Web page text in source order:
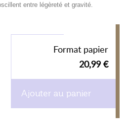
entre légèreté et gravité.
Format papier
20,99 €
Ajouter au panier